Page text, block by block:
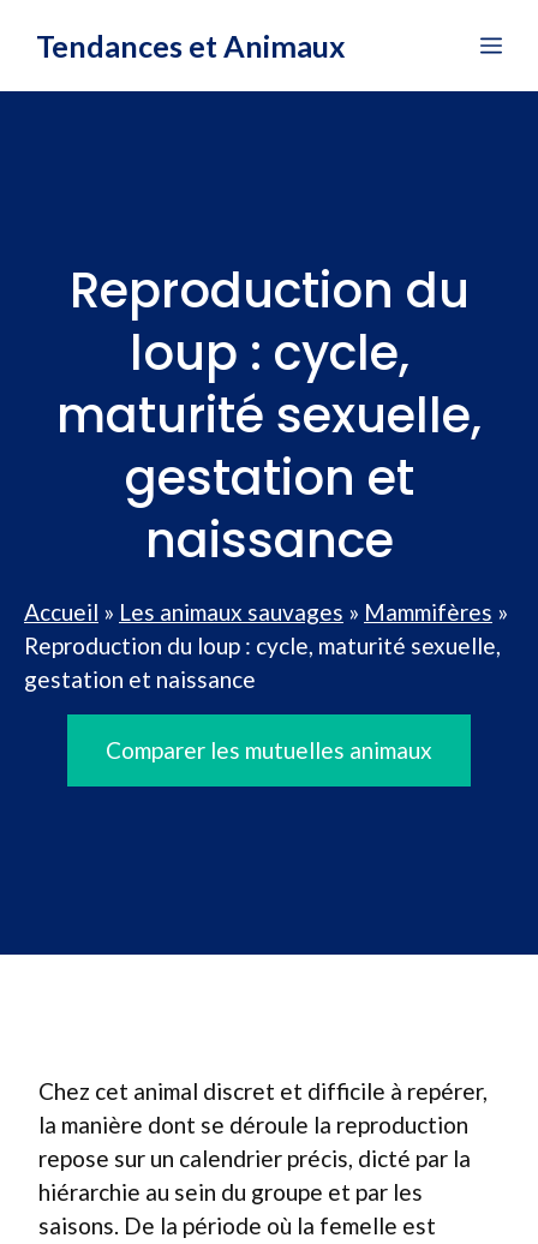
Tendances et Animaux
Reproduction du
loup : cycle,
maturité sexuelle,
gestation et
naissance
Accueil » Les animaux sauvages » Mammifères »
Reproduction du loup : cycle, maturité sexuelle,
gestation et naissance
Comparer les mutuelles animaux
Chez cet animal discret et difficile à repérer,
la manière dont se déroule la reproduction
repose sur un calendrier précis, dicté par la
hiérarchie au sein du groupe et par les
saisons. De la période où la femelle est